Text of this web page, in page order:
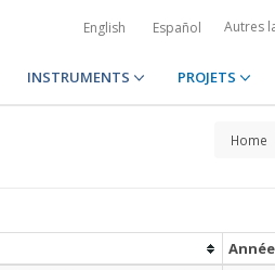
English Español Autres
INSTRUMENTS PROJETS
Home
Année